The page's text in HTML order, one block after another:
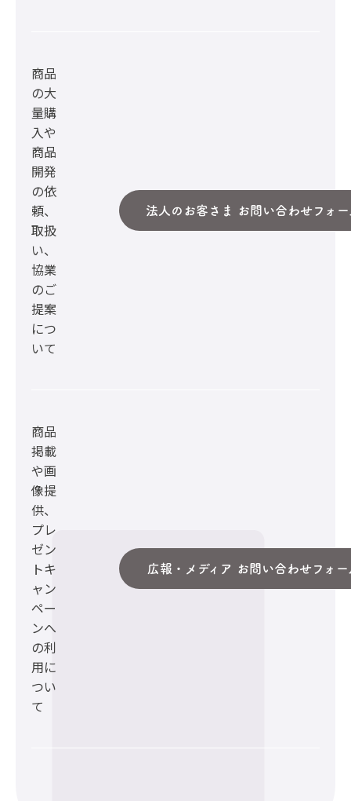
商品
の大
量購
入や
商品
開発
の依
頼、
取扱
い、
協業
のご
提案
につ
いて
法人のお客さま お問い合わせフォー
商品
掲載
や画
像提
供、
プレ
ゼン
トキ
ャン
ペー
ンへ
の利
用に
つい
て
広報・メディア お問い合わせフォー